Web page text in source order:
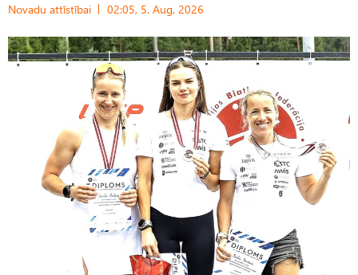
Novadu attīstībai 02:05, 5. Aug, 2026